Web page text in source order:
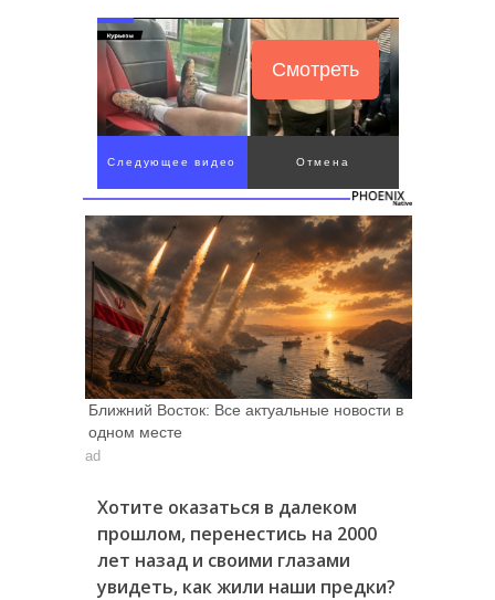
Смотреть
Следующее видео Отмена
Ближний Восток: Все актуальные новости в
одном месте
ad
Хотите оказаться в далеком
прошлом, перенестись на 2000
лет назад и своими глазами
увидеть, как жили наши предки?